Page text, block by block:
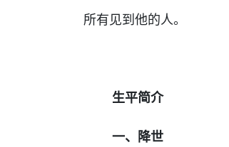
所有见到他的人。
生平简介
一、降世